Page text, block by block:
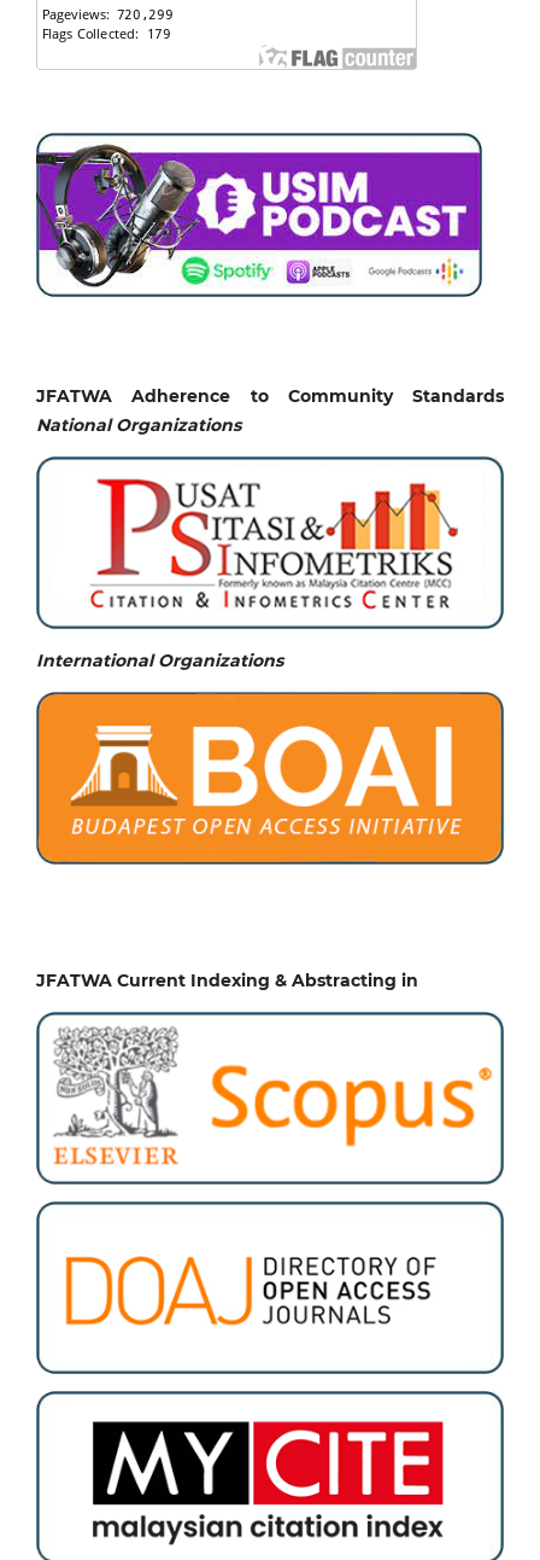
JFATWA Adherence to Community Standards
National Organizations
International Organizations
JFATWA Current Indexing & Abstracting in